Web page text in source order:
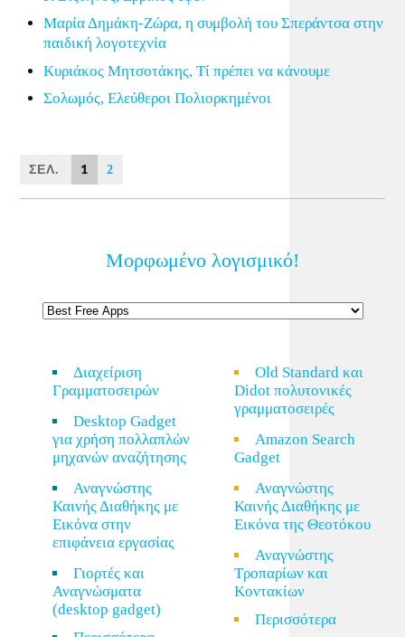
Μαρία Δημάκη-Ζώρα, η συμβολή του Σπεράντσα στην
παιδική λογοτεχνία
Κυριάκος Μητσοτάκης, Τί πρέπει να κάνουμε
Σολωμός, Ελεύθεροι Πολιορκημένοι
ΣΕΛ. 1 2
Μορφωμένο λογισμικό!
Διαχείριση
Γραμματοσειρών
Desktop Gadget
για χρήση πολλαπλών
μηχανών αναζήτησης
Αναγνώστης
Καινής Διαθήκης με
Εικόνα στην
επιφάνεια εργασίας
Γιορτές και
Αναγνώσματα
(desktop gadget)
Old Standard και
Didot πολυτονικές
γραμματοσειρές
Amazon Search
Gadget
Αναγνώστης
Καινής Διαθήκης με
Εικόνα της Θεοτόκου
Αναγνώστης
Τροπαρίων και
Κοντακίων
Περισσότερα